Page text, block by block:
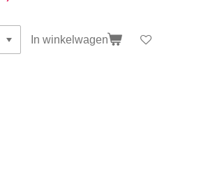
In winkelwagen